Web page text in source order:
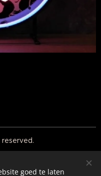
goed te laten